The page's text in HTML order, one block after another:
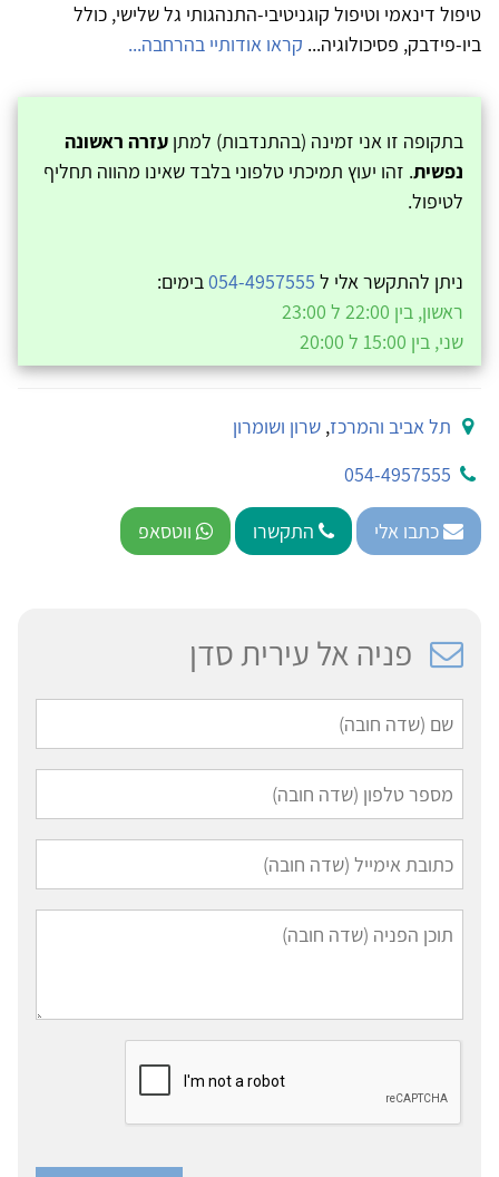
טיפול דינאמי וטיפול קוגניטיבי-התנהגותי גל שלישי, כולל
ביו-פידבק, פסיכולוגיה... קראו אודותיי בהרחבה...
בתקופה זו אני זמינה (בהתנדבות) למתן עזרה ראשונה
נפשית. זהו יעוץ תמיכתי טלפוני בלבד שאינו מהווה תחליף
לטיפול.
ניתן להתקשר אלי ל 054-4957555בימים:
ראשון, בין 22:00 ל 23:00
שני, בין 15:00 ל 20:00
תל אביב והמרכז,שרון ושומרון
054-4957555
כתבו אלי התקשרו ווטסאפ
פניה אל עירית סדן